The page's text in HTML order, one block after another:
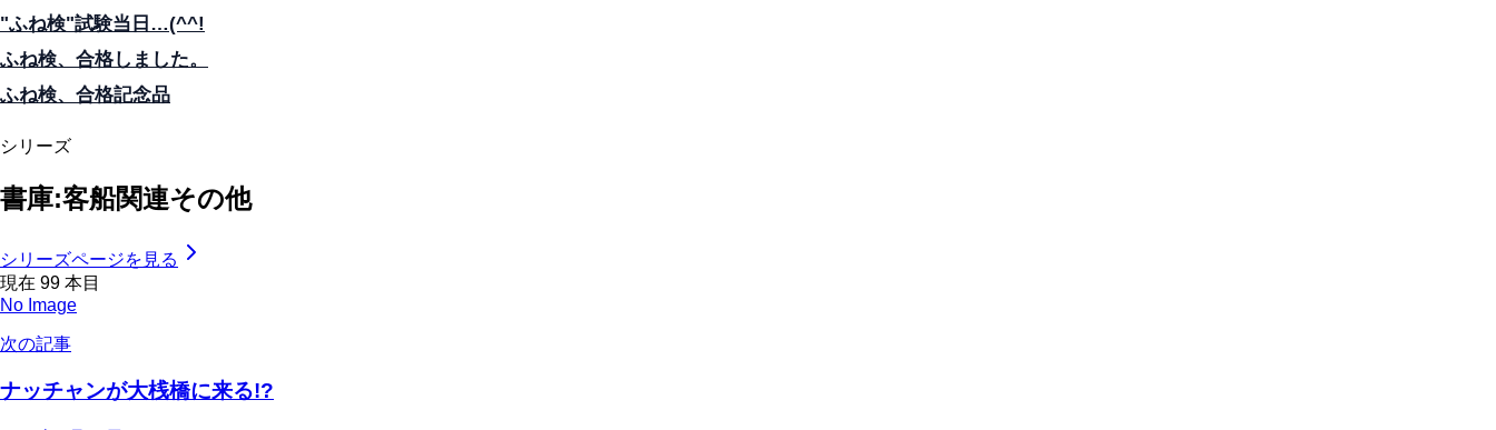
"ふね検"試験当日…(^^!
ふね検、合格しました。
ふね検、合格記念品
シリーズ
書庫:客船関連その他
シリーズページを見る
現在 99 本目
No Image
次の記事
ナッチャンが大桟橋に来る!?